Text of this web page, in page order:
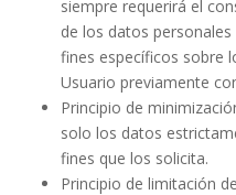
siempre requerirá el
de los datos
fines específicos sobre
Usuario previamente
Principio de
solo los datos
fines que los solicita.
Principio de limitación